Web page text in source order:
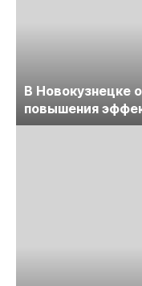
В Новокузнецке
повышения
предприятий